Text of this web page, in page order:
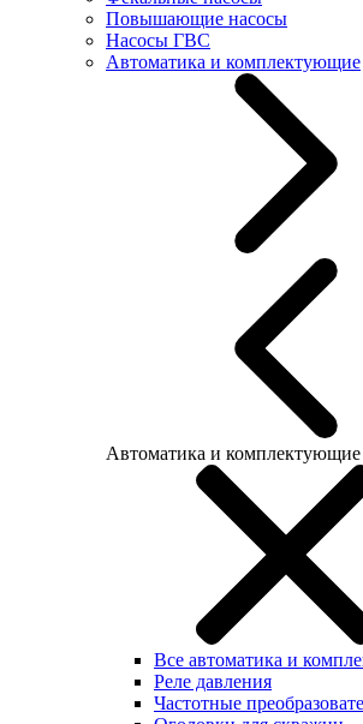
Повышающие насосы
Насосы ГВС
Автоматика и комплектующие
Автоматика и комплектующие
Все автоматика и
Реле давления
Частотные